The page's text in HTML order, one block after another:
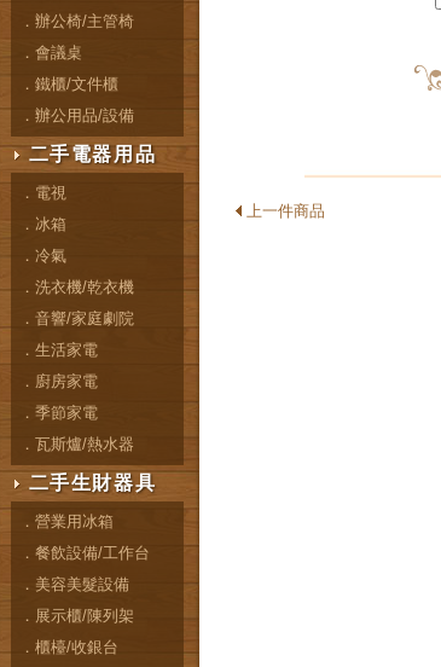
．辦公椅/主管椅
．會議桌
．鐵櫃/文件櫃
．辦公用品/設備
二手電器用品
．電視
．冰箱
．冷氣
．洗衣機/乾衣機
．音響/家庭劇院
．生活家電
．廚房家電
．季節家電
．瓦斯爐/熱水器
二手生財器具
．營業用冰箱
．餐飲設備/工作台
．美容美髮設備
．展示櫃/陳列架
．櫃檯/收銀台
上一件商品